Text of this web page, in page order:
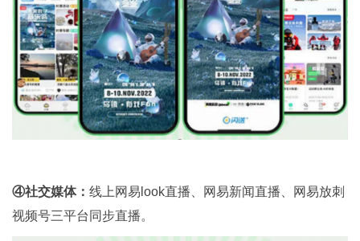
④社交媒体： 线上网易look直播、网易新闻直播、网易放刺
视频号三平台同步直播。